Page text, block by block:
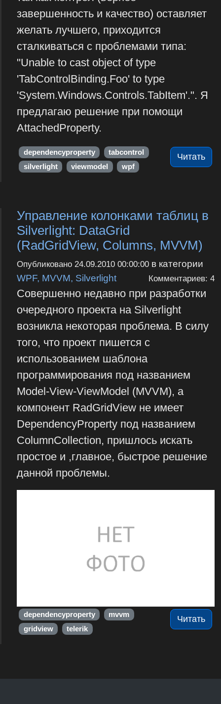
завершенность и качество) оставляет
желать лучшего, приходится
сталкиваться с проблемами типа:
"Unable to cast object of type
'TabControlBinding.Foo' to type
'System.Windows.Controls.TabItem'.". Я
предлагаю решение при помощи
AttachedProperty.
Читать
dependencyproperty
tabcontrol
silverlight
viewmodel wpf
Управление колонками таблиц в
Silverlight: DataGrid
(RadGridView, Columns, MVVM)
Опубликовано 24.09.2010 00:00:00в категории
WPF, MVVM, Silverlight
Комментариев: 4
Совершенно недавно при разработки
очередного проекта на Silverlight
возникла некоторая проблема. В силу
того, что проект пишется с
использованием шаблона
программирования под названием
Model-View-ViewModel (MVVM), а
компонент RadGridView не имеет
DependencyProperty под названием
ColumnCollection, пришлось искать
простое и ,главное, быстрое решение
данной проблемы.
Читать
dependencyproperty
mvvm
gridview
telerik